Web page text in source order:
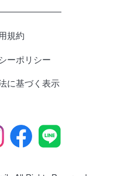
規約
ーポリシー
に基づく表示